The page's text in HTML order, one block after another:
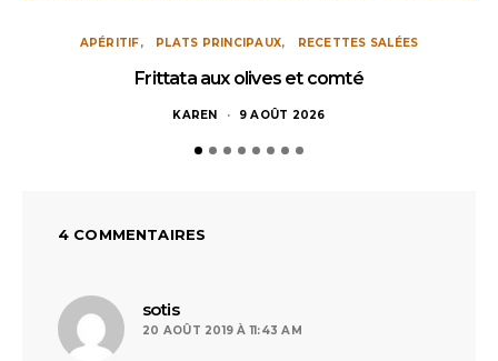
APÉRITIF PLATS PRINCIPAUX RECETTES SALÉES
Frittata aux olives et comté
KAREN 9 AOÛT 2026
4 COMMENTAIRES
sotisdit :
20 AOÛT 2019 À 11:43 AM